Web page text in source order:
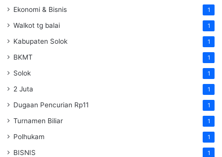
Ekonomi & Bisnis 1
Walkot tg balai 1
Kabupaten Solok 1
BKMT 1
Solok 1
2 Juta 1
Dugaan Pencurian Rp11 1
Turnamen Biliar 1
Polhukam 1
BISNIS 1